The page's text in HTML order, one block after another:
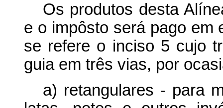
Os produtos desta
e o impôsto será pago em
se refere o inciso 5 cujo
guia em três vias, por
a) retangulares - para